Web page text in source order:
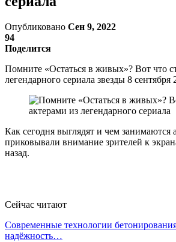
Опубликовано Сен 9, 2022
94
Поделится
Помните «Остаться в живых»? Вот что
легендарного сериала звезды 8 сентября
Как сегодня выглядят и чем занимаются
приковывали внимание зрителей к
назад.
Сейчас читают
Современные технологии
надёжность…